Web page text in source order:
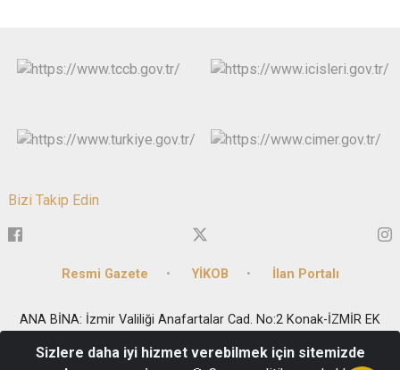
Bizi Takip Edin
Resmi Gazete YİKOB İlan Portalı
ANA BİNA: İzmir Valiliği Anafartalar Cad. No:2 Konak-İZMİR EK
Telefon: 0(232) 455 8282 - Fax: 0(232) 441 9183 - e-posta:
Sizlere daha iyi hizmet verebilmek için sitemizde